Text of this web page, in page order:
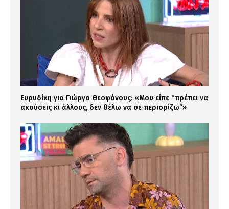
Ευρυδίκη για Γιώργο Θεοφάνους: «Μου είπε “πρέπει να
ακούσεις κι άλλους, δεν θέλω να σε περιορίζω”»